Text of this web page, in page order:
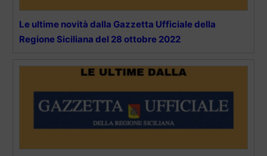
Le ultime novità dalla Gazzetta Ufficiale della
Regione Siciliana del 28 ottobre 2022